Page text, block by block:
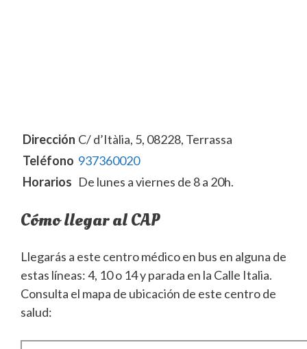
Dirección C/ d’Itàlia, 5, 08228, Terrassa
Teléfono 937360020
Horarios De lunes a viernes de 8 a 20h.
Cómo llegar al CAP
Llegarás a este centro médico en bus en alguna de
estas líneas: 4, 10 o 14 y parada en la Calle Italia.
Consulta el mapa de ubicación de este centro de
salud: